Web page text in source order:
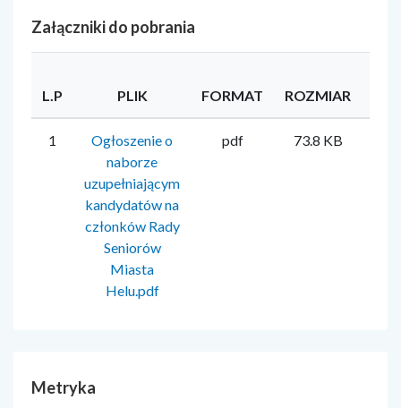
Załączniki do pobrania
L.P PLIK FORMAT ROZMIAR
1
Ogłoszenie o
naborze
uzupełniającym
kandydatów na
członków Rady
Seniorów
Miasta
Helu.pdf
pdf 73.8 KB
Metryka